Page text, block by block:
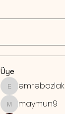
Üye
emrebozlak
emrebozlak
maymun9
maymun9